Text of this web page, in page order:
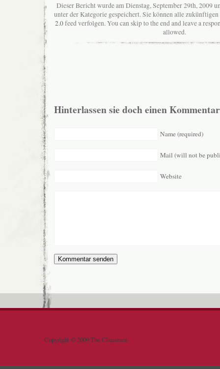
Dieser Bericht wurde am Dienstag, September 29th, 2009
unter der Kategorie gespeichert. Sie können alle
2.0feed verfolgen. You can skip to the end and leave a
allowed.
Hinterlassen sie doch einen
Name (required)
Mail (will not be
Website
Copyright © 2009 The Clansmen